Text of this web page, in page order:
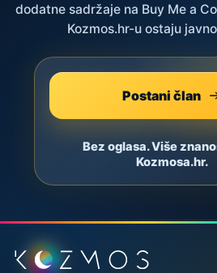
dodatne sadržaje na Buy Me a
Kozmos.hr-u ostaju
Postani član
Bez oglasa. Više
Kozmosa.hr.
Podnožje stranice